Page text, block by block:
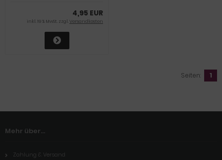
4,95 EUR
inkl. 19 % MwSt. zzgl.Versandkosten
Seiten: 1
Mehr über...
Zahlung & Versand